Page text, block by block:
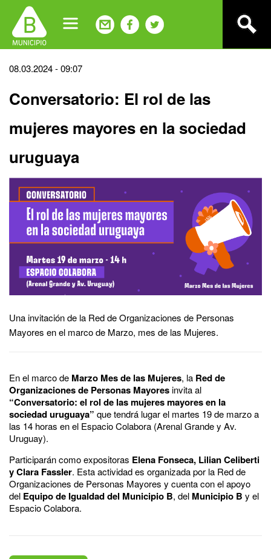
navigation
Back
top
08.03.2024 - 09:07
Conversatorio: El rol de las
mujeres mayores en la sociedad
uruguaya
Una invitación de la Red de Organizaciones de Personas
Mayores en el marco de Marzo, mes de las Mujeres.
En el marco de Marzo Mes de las Mujeres, la Red de
Organizaciones de Personas Mayoresinvita al
“Conversatorio: el rol de las mujeres mayores en la
sociedad uruguaya” que tendrá lugar el martes 19 de marzo a
las 14 horas en el Espacio Colabora (Arenal Grande y Av.
Uruguay).
Participarán como expositoras Elena Fonseca, Lilian Celiberti
y Clara Fassler. Esta actividad es organizada por la Red de
Organizaciones de Personas Mayores y cuenta con el apoyo
del Equipo de Igualdad del Municipio B, del Municipio B y el
Espacio Colabora.